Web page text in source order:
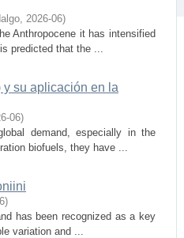
, 2026-06)
Anthropocene it has intensified
predicted that the ...
su aplicación en la
06)
demand, especially in the
biofuels, they have ...
)
has been recognized as a key
variation and ...